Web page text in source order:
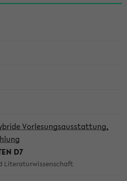
Vorlesungsausstattung,
D7
Literaturwissenschaft